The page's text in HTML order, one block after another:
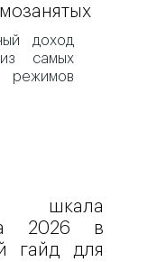
доход
самых
шкала
2026 в
гайд для